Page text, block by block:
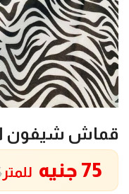
قماش شيفون
75 جنيه للمتر